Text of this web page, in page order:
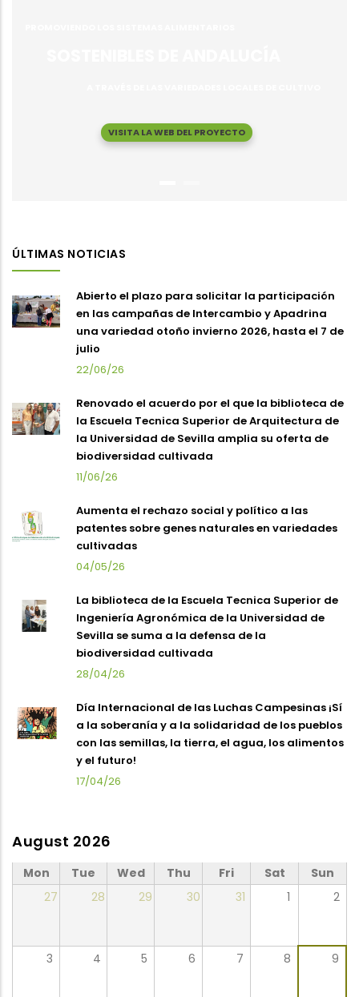
VISITA LA WEB DEL PROYECTO
ÚLTIMAS NOTICIAS
Abierto el plazo para solicitar la participación
en las campañas de Intercambio y Apadrina
una variedad otoño invierno 2026, hasta el 7 de
julio
22/06/26
Renovado el acuerdo por el que la biblioteca de
la Escuela Tecnica Superior de Arquitectura de
la Universidad de Sevilla amplia su oferta de
biodiversidad cultivada
11/06/26
Aumenta el rechazo social y político a las
patentes sobre genes naturales en variedades
cultivadas
04/05/26
La biblioteca de la Escuela Tecnica Superior de
Ingeniería Agronómica de la Universidad de
Sevilla se suma a la defensa de la
biodiversidad cultivada
28/04/26
Día Internacional de las Luchas Campesinas ¡Sí
a la soberanía y a la solidaridad de los pueblos
con las semillas, la tierra, el agua, los alimentos
y el futuro!
17/04/26
August 2026
Mon Tue Wed Thu Fri Sat
Sun
27
28 29 30 31 1 2
3 4 5 6 7 8 9